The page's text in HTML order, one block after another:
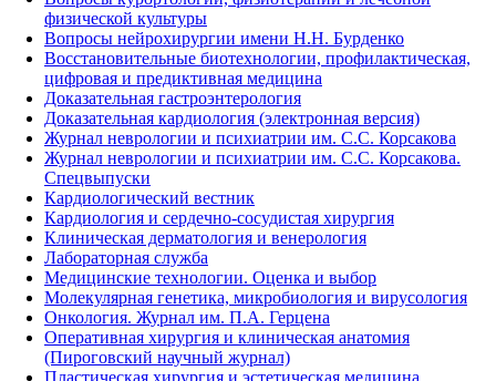
физической культуры
Вопросы нейрохирургии имени Н.Н. Бурденко
Восстановительные биотехнологии, профилактическая,
цифровая и предиктивная медицина
Доказательная гастроэнтерология
Доказательная кардиология (электронная версия)
Журнал неврологии и психиатрии им. С.С. Корсакова
Журнал неврологии и психиатрии им. С.С. Корсакова.
Спецвыпуски
Кардиологический вестник
Кардиология и сердечно-сосудистая хирургия
Клиническая дерматология и венерология
Лабораторная служба
Медицинские технологии. Оценка и выбор
Молекулярная генетика, микробиология и вирусология
Онкология. Журнал им. П.А. Герцена
Оперативная хирургия и клиническая анатомия
(Пироговский научный журнал)
Пластическая хирургия и эстетическая медицина